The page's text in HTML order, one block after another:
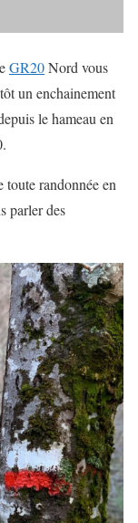
GR20Nord vous
un enchainement
le hameau en
toute randonnée en
parler des